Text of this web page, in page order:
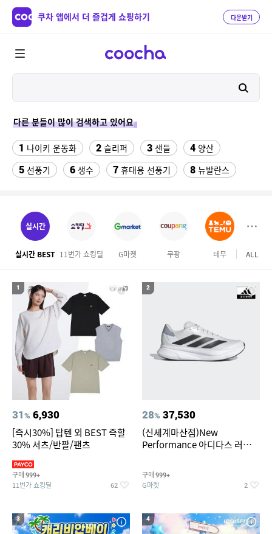
쿠차 앱에서 더 즐겁게 쇼핑하기 다운받기
다른 분들이 많이 검색하고 있어요
1 나이키 운동화 2 슬리퍼 3 샌들 4 양산
5 선풍기 6 생수 7 휴대용 선풍기 8 뉴발란스
12 중고김치냉장고 여자라인 댄스복
15 링티 가루
17 올록담 올리브3 1500mg 24포 2개 18 맘스터치
수향미쌀10kg
ALL
실시간
실시간 BEST 11번가 쇼킹딜 G마켓 쿠팡 테무 롯데
1
31% 6,930
[즉시30%] 탑텐 외 BEST 즉할
30% 셔츠/반팔/팬츠
구매 999+
11번가 쇼킹딜 62
2
28% 37,530
(신세계마산점)New
Performance 아디다스 러닝화
구매 999+
G마켓 2
3 4